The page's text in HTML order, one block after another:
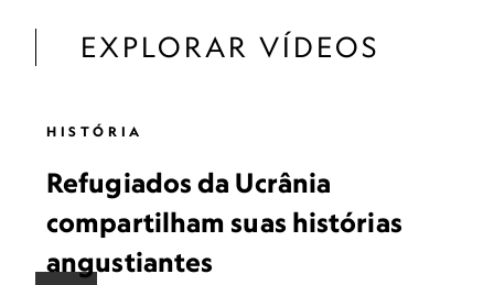
EXPLORAR VÍDEOS
HISTÓRIA
Refugiados da Ucrânia
compartilham suas histórias
angustiantes